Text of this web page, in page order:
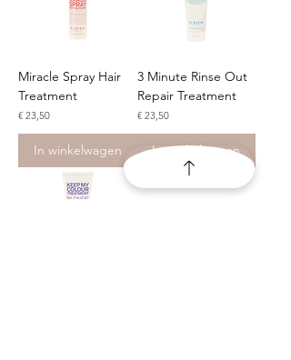
Miracle Spray Hair
Treatment
Prijs
€ 23,50
In winkelwagen
3 Minute Rinse Out
Repair Treatment
Prijs
€ 23,50
In winkelwagen